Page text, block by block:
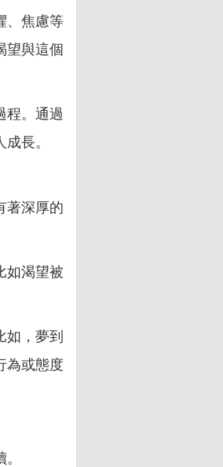
、焦慮等
望與這個
程。通過
長。
著深厚的
如渴望被
如，夢到
為或態度